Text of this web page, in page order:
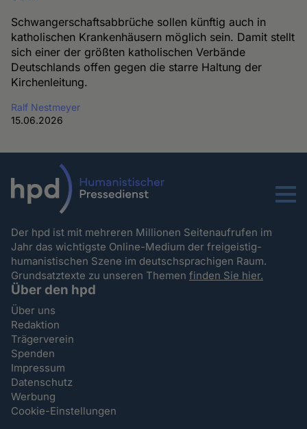
Schwangerschaftsabbrüche sollen künftig auch in
katholischen Krankenhäusern möglich sein. Damit stellt
sich einer der größten katholischen Verbände
Deutschlands offen gegen die starre Haltung der
Kirchenleitung.
Ralf Nestmeyer
15.06.2026
Menu
Der hpd ist mit mehreren Millionen Seitenaufrufen im
Jahr das wichtigste Online-Medium der freigeistig-
humanistischen Szene im deutschsprachigen Raum.
Grundsatztexte zu unseren Themenfinden Sie hier.
Über den hpd
Über uns
Redaktion
Trägerverein
Spenden
Impressum
Datenschutz
Werbung
Cookie-Einstellungen